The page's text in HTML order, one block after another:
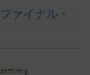
ァイナル・